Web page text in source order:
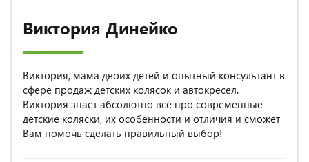
Виктория Динейко
Виктория, мама двоих детей и опытный консультант в
сфере продаж детских колясок и автокресел.
Виктория знает абсолютно всё про современные
детские коляски, их особенности и отличия и сможет
Вам помочь сделать правильный выбор!